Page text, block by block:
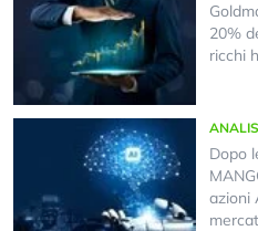
20%
ricchi
Dopo
azioni